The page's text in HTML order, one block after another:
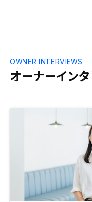
オーナーイン
OWNER INTERVIEWS